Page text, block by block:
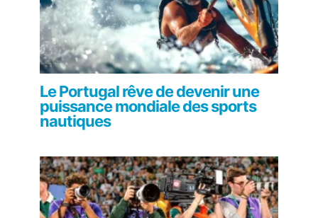
Le Portugal rêve de devenir une
puissance mondiale des sports
nautiques